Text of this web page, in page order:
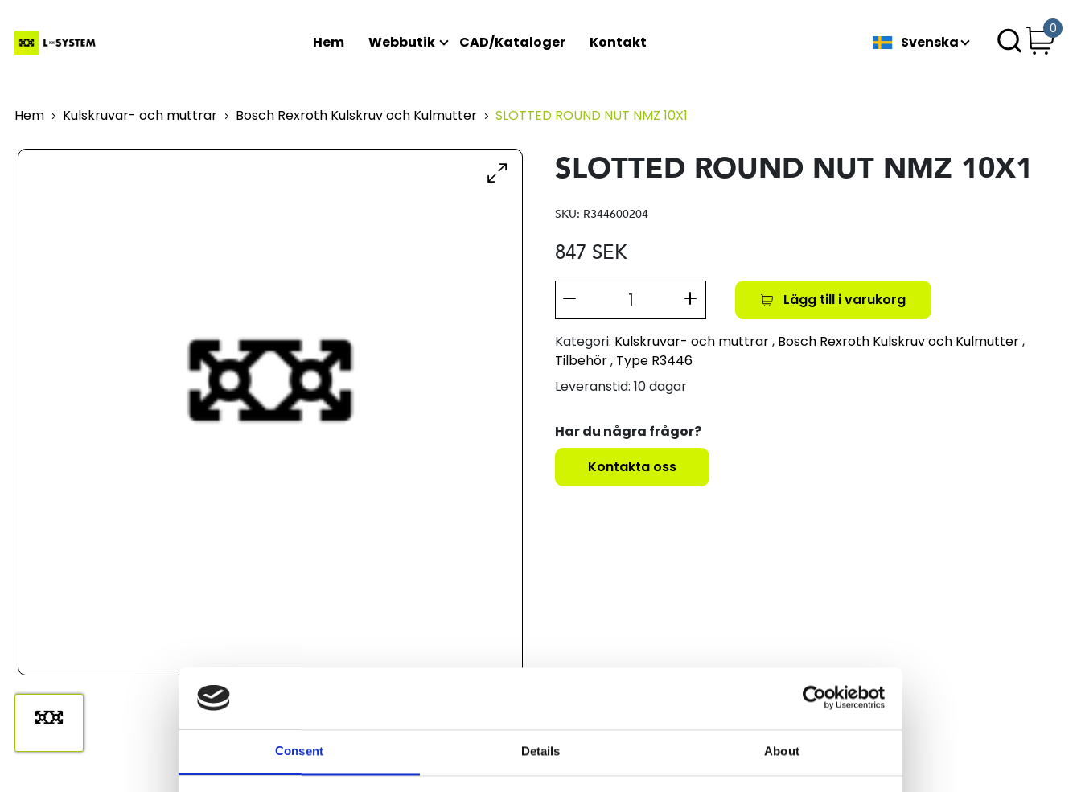
Consent Details About
Hem Webbutik CAD/Kataloger Kontakt Svenska
0
Hem Kulskruvar- och muttrar Bosch Rexroth Kulskruv och Kulmutter SLOTTED ROUND NUT NMZ 10X1
SLOTTED ROUND NUT NMZ 10X1
SKU: R344600204
847 SEK
Lägg till i varukorg
Kategori: Kulskruvar- och muttrar, Bosch Rexroth Kulskruv och Kulmutter,
Tilbehör, Type R3446
Leveranstid: 10 dagar
Har du några frågor?
Kontakta oss